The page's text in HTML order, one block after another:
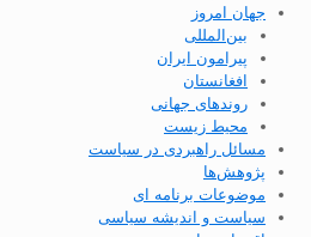
جهان امروز
بین‌المللی
پیرامون ایران
افغانستان
روندهای جهانی
محیط زیست
مسائل راهبردی در سیاست
پژوهش‌ها
موضوعات برنامه ای
سیاست و اندیشه سیاسی